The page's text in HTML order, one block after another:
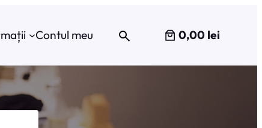
Contul meu 0,00 lei